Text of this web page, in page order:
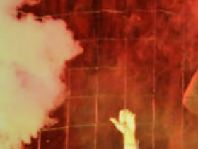
VACATURES
CONTACTEER ONS